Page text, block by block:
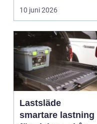
handlar det om...
10 juni 2026
Lastsläde
smartare lastning